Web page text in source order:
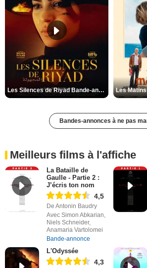
Les Silences de Riyad Bande-annonce VO STFR
Bandes-annonces à ne pas
Meilleurs films à l'affiche
La Bataille de
Gaulle - Partie 2 :
J’écris ton nom
4,5
De Antonin Baudry
Avec Simon Abkarian,
Niels Schneider,
Anamaria Vartolomei
Bande-annonce
L'Odyssée
4,3